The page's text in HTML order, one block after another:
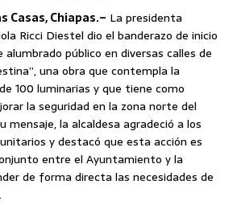
Casas, Chiapas.– La presidenta
Ricci Diestel dio el banderazo de inicio
alumbrado público en diversas calles de
una obra que contempla la
100 luminarias y que tiene como
la seguridad en la zona norte del
mensaje, la alcaldesa agradeció a los
y destacó que esta acción es
entre el Ayuntamiento y la
de forma directa las necesidades de